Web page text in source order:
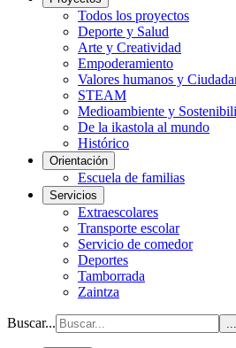
Todos los proyectos
Deporte y Salud
Arte y Creatividad
Empoderamiento
Valores humanos y
STEAM
Medioambiente y
De la ikastola al mundo
Histórico
Orientación
Escuela de familias
Servicios
Extraescolares
Transporte escolar
Servicio de comedor
Deportes
Tamborrada
Zaintza
Buscar... ...